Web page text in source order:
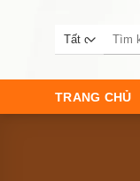
dung
Tìm
TRANG CHỦ